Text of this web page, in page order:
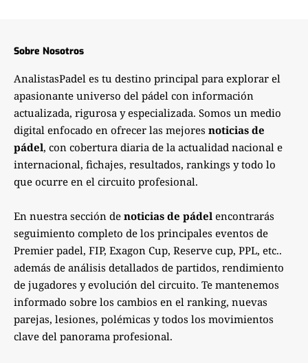
Sobre Nosotros
AnalistasPadel es tu destino principal para explorar el
apasionante universo del pádel con información
actualizada, rigurosa y especializada. Somos un medio
digital enfocado en ofrecer las mejores noticias de
pádel, con cobertura diaria de la actualidad nacional e
internacional, fichajes, resultados, rankings y todo lo
que ocurre en el circuito profesional.
En nuestra sección de noticias de pádel encontrarás
seguimiento completo de los principales eventos de
Premier padel, FIP, Exagon Cup, Reserve cup, PPL, etc..
además de análisis detallados de partidos, rendimiento
de jugadores y evolución del circuito. Te mantenemos
informado sobre los cambios en el ranking, nuevas
parejas, lesiones, polémicas y todos los movimientos
clave del panorama profesional.